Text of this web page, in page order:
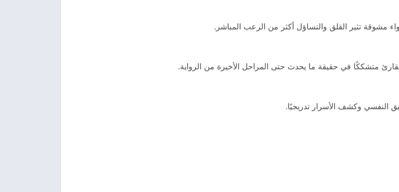
مشوقة تثير القلق والتساؤل أكثر من الرعب المباشر.
القارئ متشككًا في حقيقة ما يحدث حتى المراحل الأخيرة من الرواية.
النفسي وكشف الأسرار تدريجيًا.